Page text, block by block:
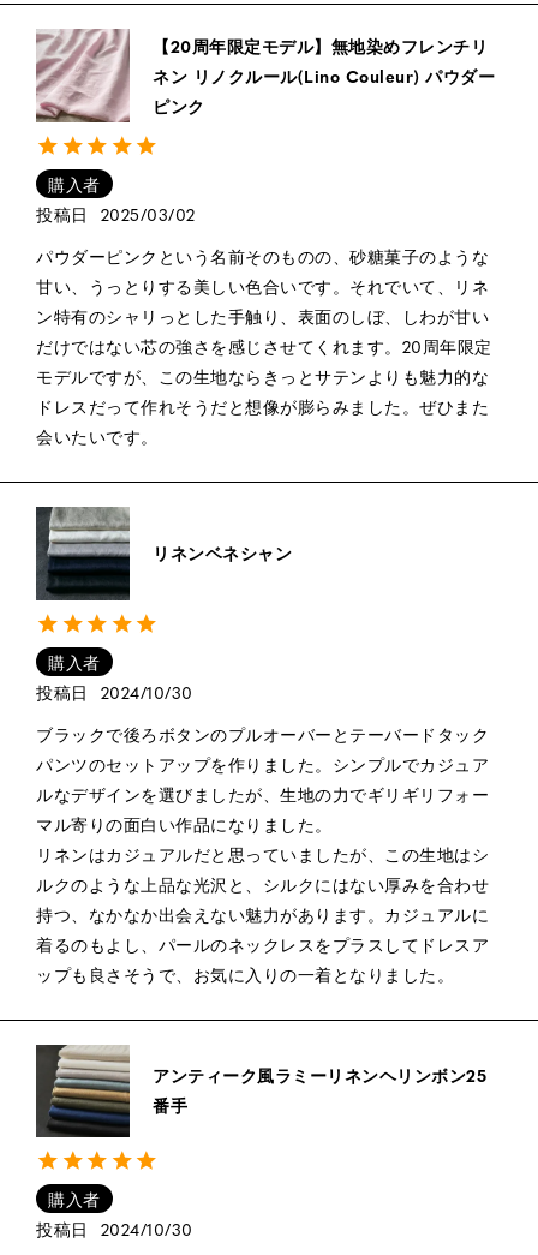
【20周年限定モデル】無地染めフレンチリ
ネン リノクルール(Lino Couleur) パウダー
ピンク
購入者
投稿日
2025/03/02
パウダーピンクという名前そのものの、砂糖菓子のような
甘い、うっとりする美しい色合いです。それでいて、リネ
ン特有のシャリっとした手触り、表面のしぼ、しわが甘い
だけではない芯の強さを感じさせてくれます。20周年限定
モデルですが、この生地ならきっとサテンよりも魅力的な
ドレスだって作れそうだと想像が膨らみました。ぜひまた
会いたいです。
リネンベネシャン
購入者
投稿日
2024/10/30
ブラックで後ろボタンのプルオーバーとテーバードタック
パンツのセットアップを作りました。シンプルでカジュア
ルなデザインを選びましたが、生地の力でギリギリフォー
マル寄りの面白い作品になりました。
リネンはカジュアルだと思っていましたが、この生地はシ
ルクのような上品な光沢と、シルクにはない厚みを合わせ
持つ、なかなか出会えない魅力があります。カジュアルに
着るのもよし、パールのネックレスをプラスしてドレスア
ップも良さそうで、お気に入りの一着となりました。
アンティーク風ラミーリネンヘリンボン25
番手
購入者
投稿日
2024/10/30